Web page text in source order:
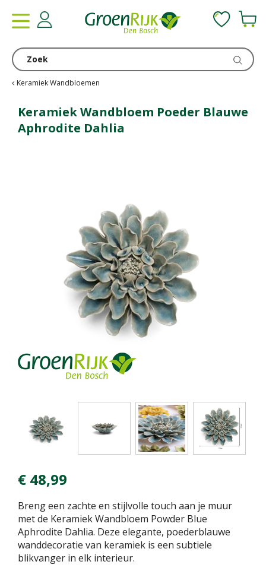
Keramiek Wandbloemen
Keramiek Wandbloem Poeder Blauwe
Aphrodite Dahlia
€ 48,99
Breng een zachte en stijlvolle touch aan je muur
met de Keramiek Wandbloem Powder Blue
Aphrodite Dahlia. Deze elegante, poederblauwe
wanddecoratie van keramiek is een subtiele
blikvanger in elk interieur.